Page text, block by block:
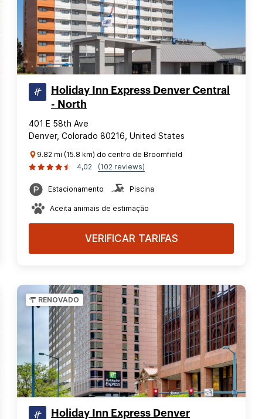
Holiday Inn Express Denver Central
- North
401 E 58th Ave
Denver, Colorado 80216, United States
9.82 mi (15.8 km) do centro de Broomfield
4,02
(102 reviews)
Estacionamento Piscina
Aceita animais de estimação
VERIFICAR TARIFAS
RENOVADO
Holiday Inn Express Denver